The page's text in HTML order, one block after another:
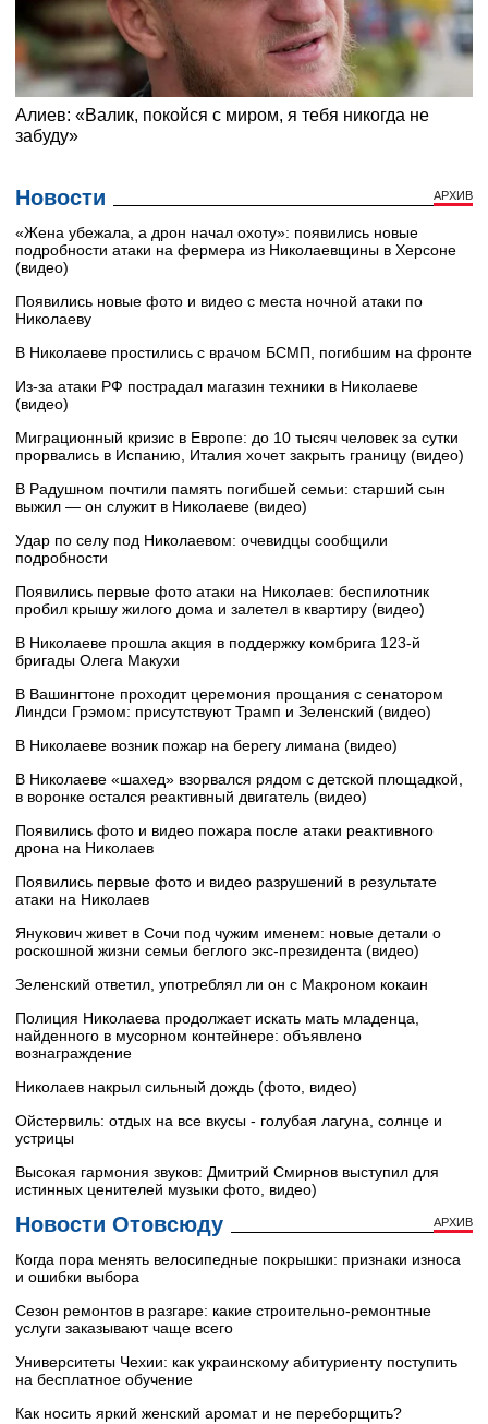
Новости АРХИВ
«Жена убежала, а дрон начал охоту»: появились новые
подробности атаки на фермера из Николаевщины в Херсоне
(видео)
Появились новые фото и видео с места ночной атаки по
Николаеву
В Николаеве простились с врачом БСМП, погибшим на фронте
Из-за атаки РФ пострадал магазин техники в Николаеве
(видео)
Миграционный кризис в Европе: до 10 тысяч человек за сутки
прорвались в Испанию, Италия хочет закрыть границу (видео)
В Радушном почтили память погибшей семьи: старший сын
выжил — он служит в Николаеве (видео)
Удар по селу под Николаевом: очевидцы сообщили
подробности
Появились первые фото атаки на Николаев: беспилотник
пробил крышу жилого дома и залетел в квартиру (видео)
В Николаеве прошла акция в поддержку комбрига 123-й
бригады Олега Макухи
В Вашингтоне проходит церемония прощания с сенатором
Линдси Грэмом: присутствуют Трамп и Зеленский (видео)
В Николаеве возник пожар на берегу лимана (видео)
В Николаеве «шахед» взорвался рядом с детской площадкой,
в воронке остался реактивный двигатель (видео)
Появились фото и видео пожара после атаки реактивного
дрона на Николаев
Появились первые фото и видео разрушений в результате
атаки на Николаев
Янукович живет в Сочи под чужим именем: новые детали о
роскошной жизни семьи беглого экс-президента (видео)
Зеленский ответил, употреблял ли он с Макроном кокаин
Полиция Николаева продолжает искать мать младенца,
найденного в мусорном контейнере: объявлено
вознаграждение
Николаев накрыл сильный дождь (фото, видео)
Ойстервиль: отдых на все вкусы - голубая лагуна, солнце и
устрицы
Высокая гармония звуков: Дмитрий Смирнов выступил для
истинных ценителей музыки фото, видео)
Новости Отовсюду АРХИВ
Когда пора менять велосипедные покрышки: признаки износа
и ошибки выбора
Сезон ремонтов в разгаре: какие строительно-ремонтные
услуги заказывают чаще всего
Университеты Чехии: как украинскому абитуриенту поступить
на бесплатное обучение
Как носить яркий женский аромат и не переборщить?